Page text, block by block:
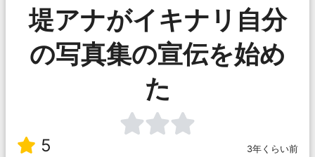
堤アナがイキナリ自分
の写真集の宣伝を始め
た
5 3年くらい前